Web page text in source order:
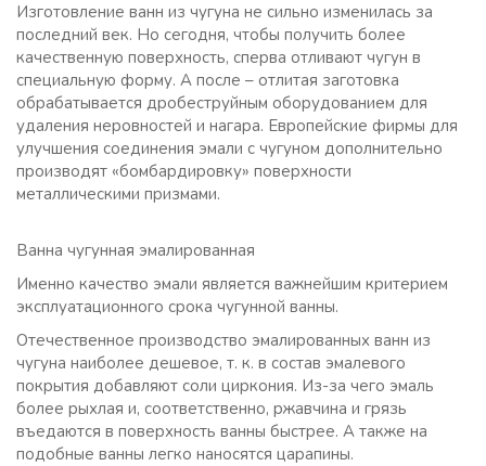
Изготовление ванн из чугуна не сильно изменилась за
последний век. Но сегодня, чтобы получить более
качественную поверхность, сперва отливают чугун в
специальную форму. А после – отлитая заготовка
обрабатывается дробеструйным оборудованием для
удаления неровностей и нагара. Европейские фирмы для
улучшения соединения эмали с чугуном дополнительно
производят «бомбардировку» поверхности
металлическими призмами.
Ванна чугунная эмалированная
Именно качество эмали является важнейшим критерием
эксплуатационного срока чугунной ванны.
Отечественное производство эмалированных ванн из
чугуна наиболее дешевое, т. к. в состав эмалевого
покрытия добавляют соли циркония. Из-за чего эмаль
более рыхлая и, соответственно, ржавчина и грязь
въедаются в поверхность ванны быстрее. А также на
подобные ванны легко наносятся царапины.